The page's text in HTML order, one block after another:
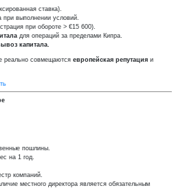
ставка).
при выполнении условий.
при обороте > €15 600).
для операций за пределами Кипра.
капитала.
реально совмещаются европейская репутация и
пошлины.
на 1 год.
компаний.
местного директора является обязательным